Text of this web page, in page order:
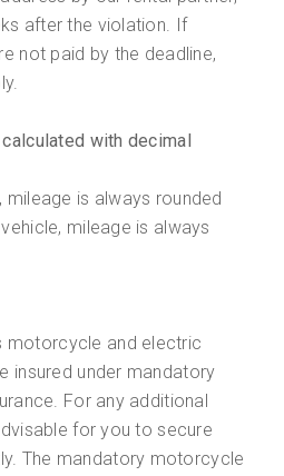
after the violation. If
not paid by the deadline,
with decimal
mileage is always rounded
mileage is always
motorcycle and electric
insured under mandatory
For any additional
for you to secure
The mandatory motorcycle